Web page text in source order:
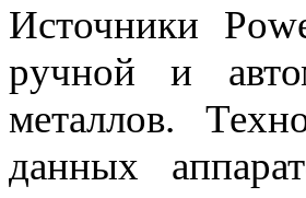
Источники
ручной и
металлов.
данных